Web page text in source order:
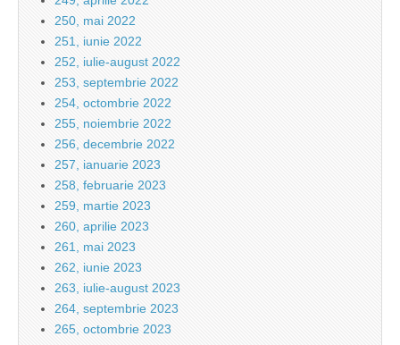
250, mai 2022
251, iunie 2022
252, iulie-august 2022
253, septembrie 2022
254, octombrie 2022
255, noiembrie 2022
256, decembrie 2022
257, ianuarie 2023
258, februarie 2023
259, martie 2023
260, aprilie 2023
261, mai 2023
262, iunie 2023
263, iulie-august 2023
264, septembrie 2023
265, octombrie 2023